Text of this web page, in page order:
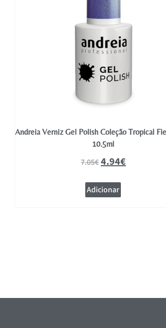
Andreia Verniz Gel Polish Coleção Tropical
10.5ml
7.05€4.94€
Adicionar